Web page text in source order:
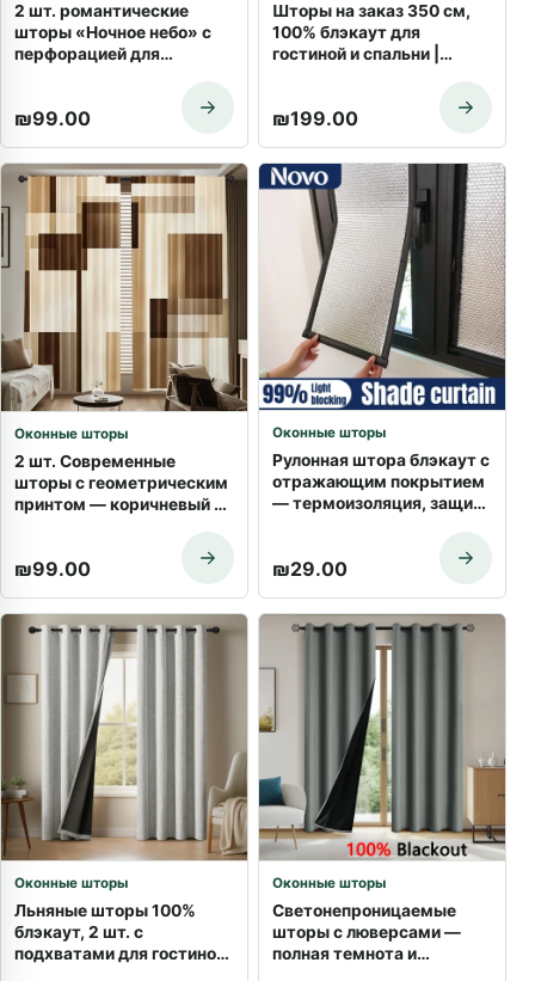
2 шт. романтические
шторы «Ночное небо» с
перфорацией для
₪99.00
Шторы на заказ 350 см,
100% блэкаут для
гостиной и спальни |
₪199.00
Оконные шторы
2 шт. Современные
шторы с геометрическим
принтом — коричневый и
доставкой
₪99.00
Оконные шторы
Рулонная штора блэкаут с
отражающим покрытием
— термоизоляция, защита
₪29.00
Оконные шторы
Льняные шторы 100%
блэкаут, 2 шт. с
подхватами для гостиной
Оконные шторы
Светонепроницаемые
шторы с люверсами —
полная темнота и